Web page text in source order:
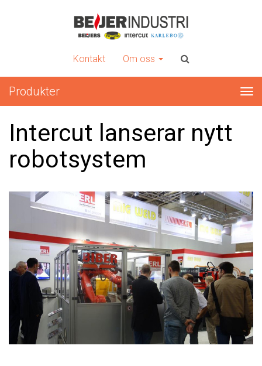
INTERCUT
Er kompletta leverantör av plåtbearbetningsmaskiner
Kontakt Om oss
Produkter
Intercut lanserar nytt
robotsystem